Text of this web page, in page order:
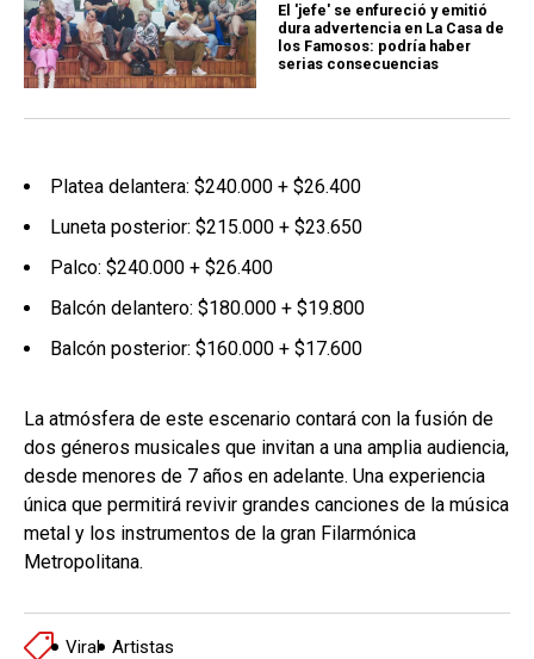
El 'jefe' se enfureció y emitió
dura advertencia en La Casa de
los Famosos: podría haber
serias consecuencias
Platea delantera: $240.000 + $26.400
Luneta posterior: $215.000 + $23.650
Palco: $240.000 + $26.400
Balcón delantero: $180.000 + $19.800
Balcón posterior: $160.000 + $17.600
La atmósfera de este escenario contará con la fusión de
dos géneros musicales que invitan a una amplia audiencia,
desde menores de 7 años en adelante. Una experiencia
única que permitirá revivir grandes canciones de la música
metal y los instrumentos de la gran Filarmónica
Metropolitana.
Viral Artistas